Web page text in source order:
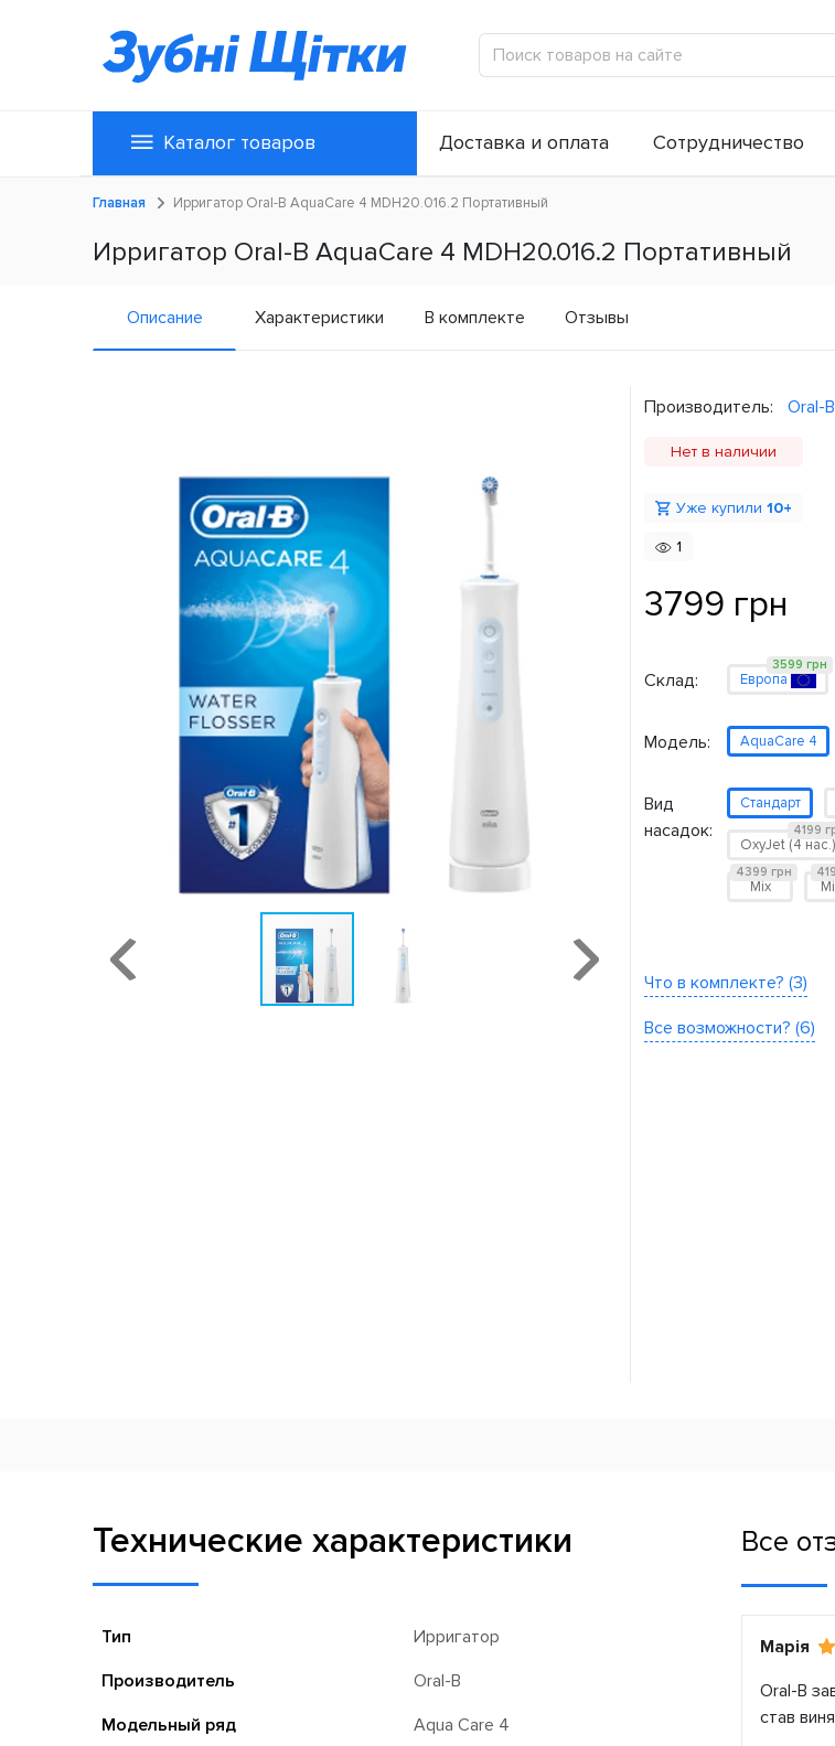
Каталог товаров Доставка и оплата Сотрудничество
Главная Ирригатор Oral-B AquaCare 4 MDH20.016.2 Портативный
Ирригатор Oral-B AquaCare 4 MDH20.016.2 Портативный
Описание Характеристики В комплекте Отзывы
Производитель: Oral-B
Нет в наличии
Уже купили 10+
1
3799 грн
Склад: Европа
3599 грн
Модель: AquaCare 4
Вид
насадок:
Стандарт
OxyJet (4 нас.)
4199
Mix
4399 грн
Что в комплекте? (3)
Все возможности? (6)
Технические характеристики
Тип
Ирригатор
Производитель
Oral-B
Модельный ряд
Aqua Care 4
Все
Марія
Oral-B
став